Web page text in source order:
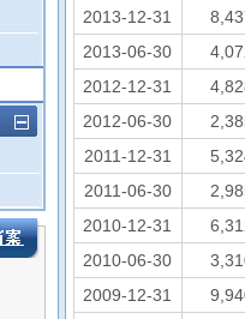
2013-12-31
2013-06-30
2012-12-31
2012-06-30
2011-12-31
2011-06-30
2010-12-31
2010-06-30
2009-12-31